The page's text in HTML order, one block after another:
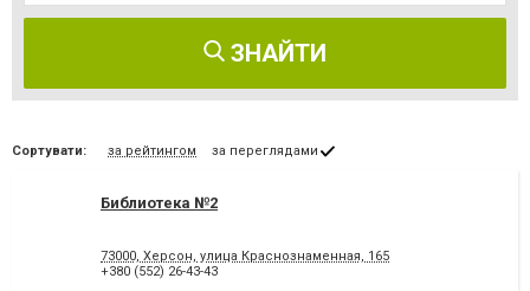
ЗНАЙТИ
Сортувати: за рейтингом за переглядами
Библиотека №2
73000, Херсон, улица Краснознаменная, 165
+380 (552) 26-43-43